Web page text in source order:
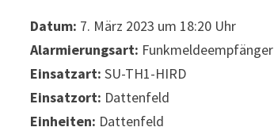
Datum: 7. März 2023 um 18:20 Uhr
Alarmierungsart: Funkmeldeempfänger
Einsatzart: SU-TH1-HIRD
Einsatzort: Dattenfeld
Einheiten: Dattenfeld